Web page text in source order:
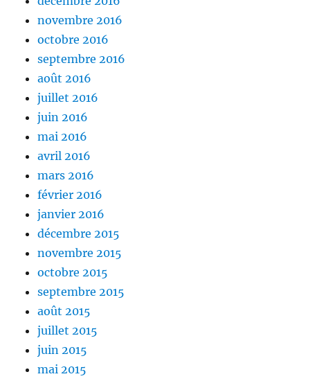
novembre 2016
octobre 2016
septembre 2016
août 2016
juillet 2016
juin 2016
mai 2016
avril 2016
mars 2016
février 2016
janvier 2016
décembre 2015
novembre 2015
octobre 2015
septembre 2015
août 2015
juillet 2015
juin 2015
mai 2015